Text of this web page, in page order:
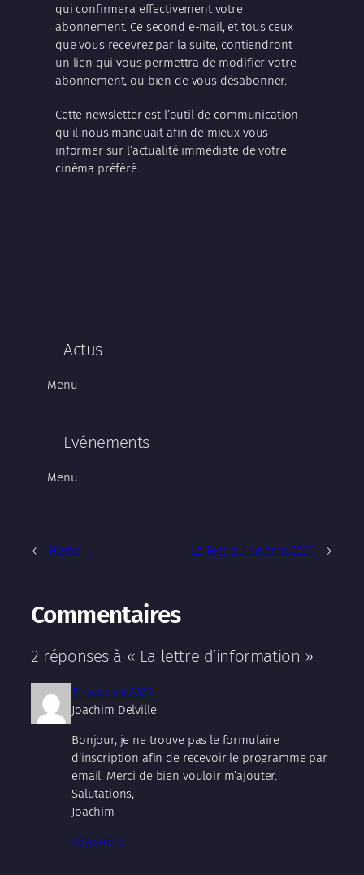
qui confirmera effectivement votre
abonnement. Ce second e-mail, et tous ceux
que vous recevrez par la suite, contiendront
un lien qui vous permettra de modifier votre
abonnement, ou bien de vous désabonner.
Cette newsletter est l’outil de communication
qu’il nous manquait afin de mieux vous
informer sur l’actualité immédiate de votre
cinéma préféré.
Actus
Menu
Evénements
Menu
← Herbe La Fête du cinéma 2009 →
Commentaires
2 réponses à « La lettre d’information »
11 octobre 2022
Joachim Delville
Bonjour, je ne trouve pas le formulaire
d’inscription afin de recevoir le programme par
email. Merci de bien vouloir m’ajouter.
Salutations,
Joachim
Répondre